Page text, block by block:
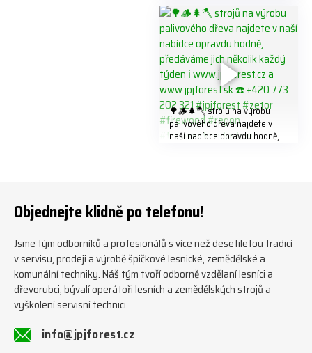
#biojack #regon #vahvajussi
🌳🪵🌲🪓 strojů na výrobu
palivového dřeva najdete v
naší nabídce opravdu hodně,
#firewoodproduction
Objednejte klidně po telefonu!
Jsme tým odborníků a profesionálů s více než desetiletou tradicí
v servisu, prodeji a výrobě špičkové lesnické, zemědělské a
komunální techniky. Náš tým tvoří odborně vzdělaní lesníci a
dřevorubci, bývalí operátoři lesních a zemědělských strojů a
vyškolení servisní technici.
info@jpjforest.cz